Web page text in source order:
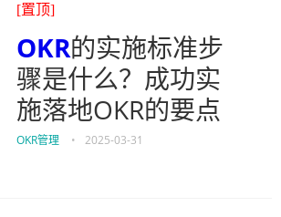
[置顶]
OKR的实施标准步
骤是什么？成功实
施落地OKR的要点
OKR管理 • 2025-03-31